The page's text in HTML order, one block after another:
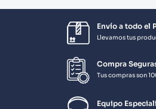
Envío a todo el
Llevamos tus
Compra
Tus compras son
Equipo